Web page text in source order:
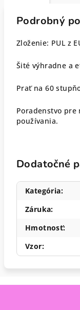
Podrobný
Zloženie: PUL z
Šité výhradne a
Prať na 60
Poradenstvo pre
používania.
Dodatočné
Kategória:
Záruka:
Hmotnosť:
Vzor: